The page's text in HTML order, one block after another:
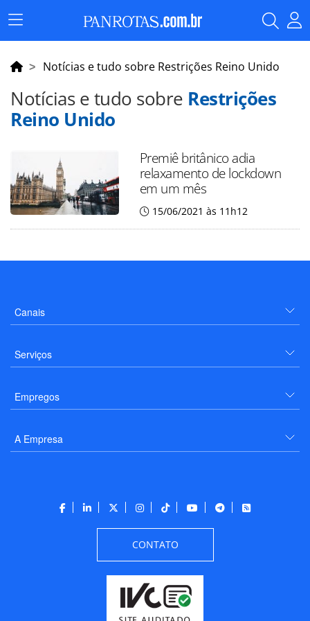
Menu
Principal
Notícias e tudo sobre Restrições Reino Unido
Notícias e tudo sobre Restrições
Reino Unido
Premiê britânico adia
relaxamento de lockdown
em um mês
15/06/2021 às 11h12
Canais
Serviços
Empregos
A Empresa
CONTATO